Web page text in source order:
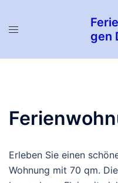
gen
Erleben Sie einen
Wohnung mit 70 qm.